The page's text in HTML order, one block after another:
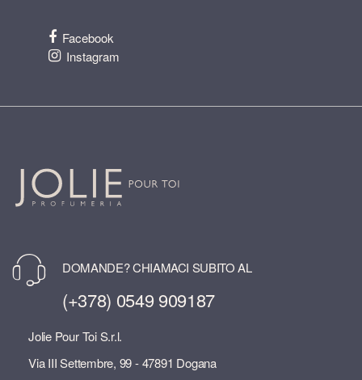
Facebook
Instagram
DOMANDE? CHIAMACI SUBITO AL
(+378) 0549 909187
Jolie Pour Toi S.r.l.
Via III Settembre, 99 - 47891 Dogana